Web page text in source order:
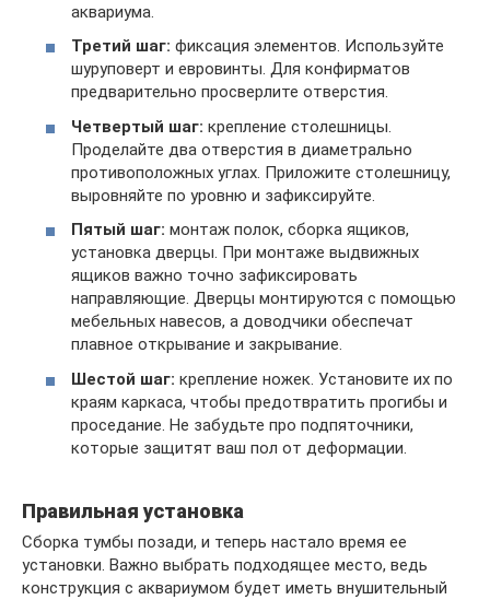
аквариума.
Третий шаг: фиксация элементов. Используйте
шуруповерт и евровинты. Для конфирматов
предварительно просверлите отверстия.
Четвертый шаг: крепление столешницы.
Проделайте два отверстия в диаметрально
противоположных углах. Приложите столешницу,
выровняйте по уровню и зафиксируйте.
Пятый шаг: монтаж полок, сборка ящиков,
установка дверцы. При монтаже выдвижных
ящиков важно точно зафиксировать
направляющие. Дверцы монтируются с помощью
мебельных навесов, а доводчики обеспечат
плавное открывание и закрывание.
Шестой шаг: крепление ножек. Установите их по
краям каркаса, чтобы предотвратить прогибы и
проседание. Не забудьте про подпяточники,
которые защитят ваш пол от деформации.
Правильная установка
Сборка тумбы позади, и теперь настало время ее
установки. Важно выбрать подходящее место, ведь
конструкция с аквариумом будет иметь внушительный